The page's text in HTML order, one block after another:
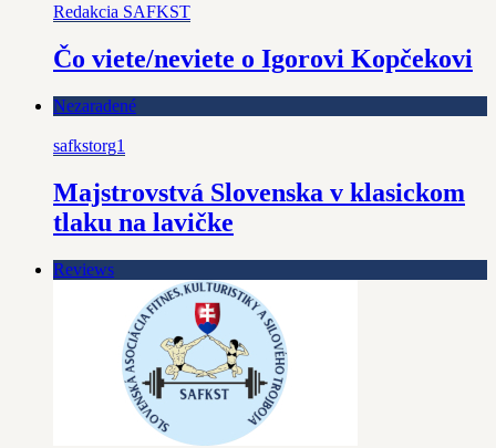
Redakcia SAFKST
Čo viete/neviete o Igorovi Kopčekovi
Nezaradené
safkstorg1
Majstrovstvá Slovenska v klasickom
tlaku na lavičke
Reviews